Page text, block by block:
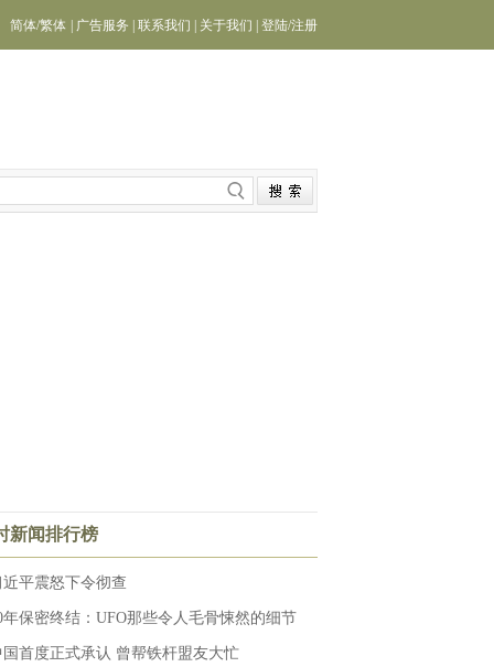
简体/繁体 广告服务 联系我们 关于我们 登陆/注册
新闻排行榜
近平震怒下令彻查
年保密终结：UFO那些令人毛骨悚然的细节
国首度正式承认 曾帮铁杆盟友大忙